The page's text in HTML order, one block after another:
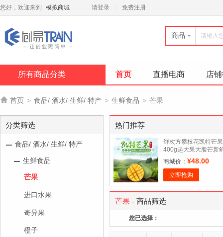
您好，欢迎来到 模拟商城 请登录 免费注册
商品
所有商品分类 首页 直播电商 店
 首页 > 食品/ 酒水/ 生鲜/ 特产 > 生鲜食品 > 芒果
分类筛选
食品/ 酒水/ 生鲜/ 特产
生鲜食品
芒果
进口水果
奇异果
橙子
热门推荐
鲜次方攀枝花凯特芒果
400g起大果大脸芒新
水果东东.农场 净重5斤
商城价： ¥48.00
立即抢购
芒果 - 商品筛选
您已选择：